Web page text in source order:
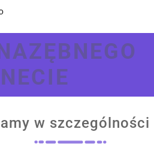
w szczególności